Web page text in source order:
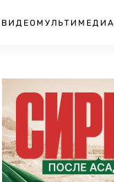
ВИДЕО МУЛЬТИМЕДИА